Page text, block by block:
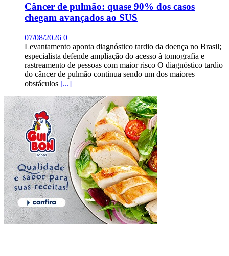
Câncer de pulmão: quase 90% dos casos
chegam avançados ao SUS
07/08/2026 0
Levantamento aponta diagnóstico tardio da doença no Brasil;
especialista defende ampliação do acesso à tomografia e
rastreamento de pessoas com maior risco O diagnóstico tardio
do câncer de pulmão continua sendo um dos maiores
obstáculos [...]